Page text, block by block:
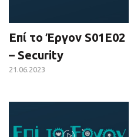
Επί το Έργον S01E02
– Security
21.06.2023